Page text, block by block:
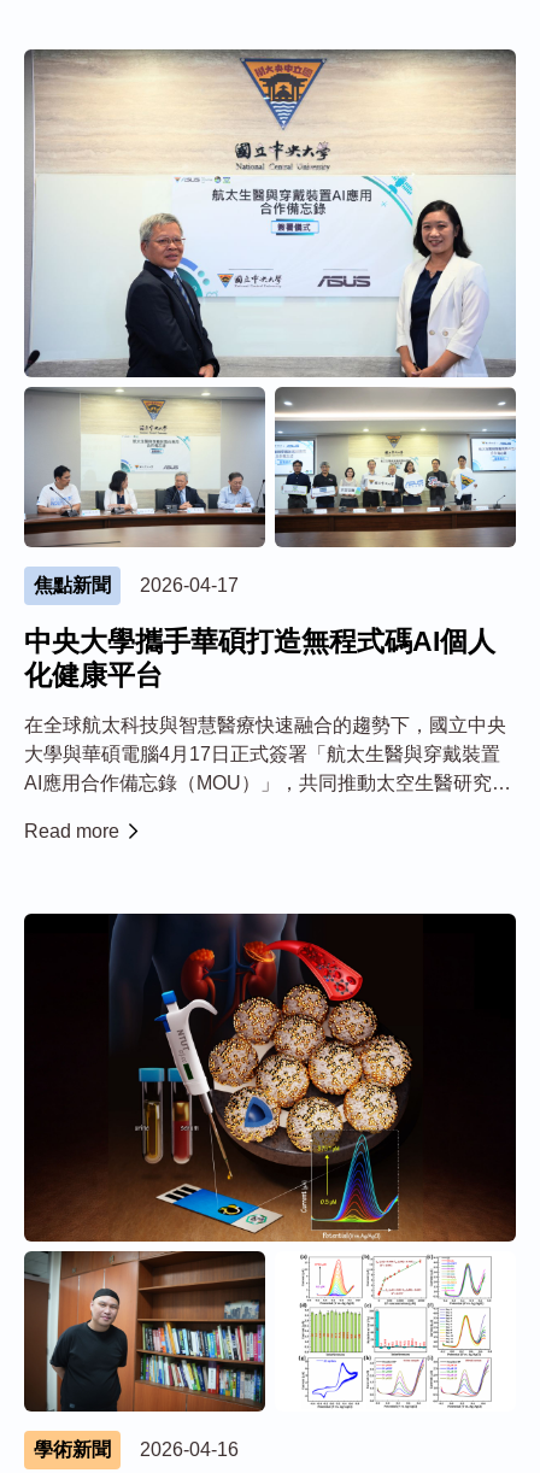
焦點新聞 2026-04-17
中央大學攜手華碩打造無程式碼AI個人
化健康平台
在全球航太科技與智慧醫療快速融合的趨勢下，國立中央
大學與華碩電腦4月17日正式簽署「航太生醫與穿戴裝置
AI應用合作備忘錄（MOU）」，共同推動太空生醫研究、
域創新之個人化健康監測與分析系統。 本次合作以中央大
Read more
學術新聞 2026-04-16